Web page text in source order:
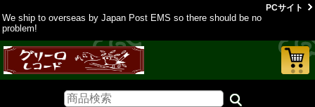
We ship to overseas by Japan Post EMS so there should be no
problem!
PCサイト